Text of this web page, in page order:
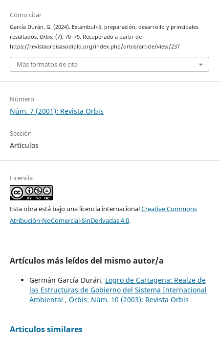
Cómo citar
García Durán, G. (2024). Estambul+5: preparación, desarrollo y principales
resultados. Orbis, (7), 70–79. Recuperado a partir de
https://revistaorbisasodiplo.org/index.php/orbis/article/view/237
Más formatos de cita
Número
Núm. 7 (2001): Revista Orbis
Sección
Artículos
Licencia
Esta obra está bajo una licencia internacionalCreative Commons
Atribución-NoComercial-SinDerivadas 4.0.
Artículos más leídos del mismo autor/a
Germán García Durán, Logro de Cartagena: Realze de
las Estructuras de Gobierno del Sistema Internacional
Ambiental , Orbis: Núm. 10 (2003): Revista Orbis
Artículos similares